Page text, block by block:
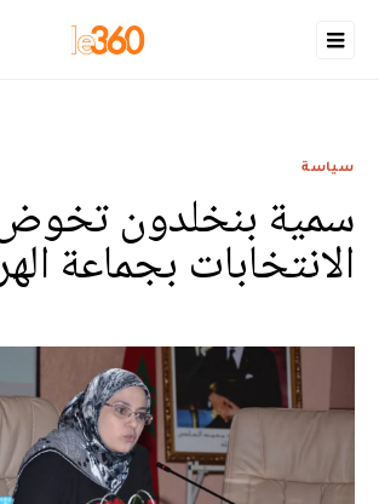
سياسة
سمية بنخلدون تخوض
الانتخابات بجماعة